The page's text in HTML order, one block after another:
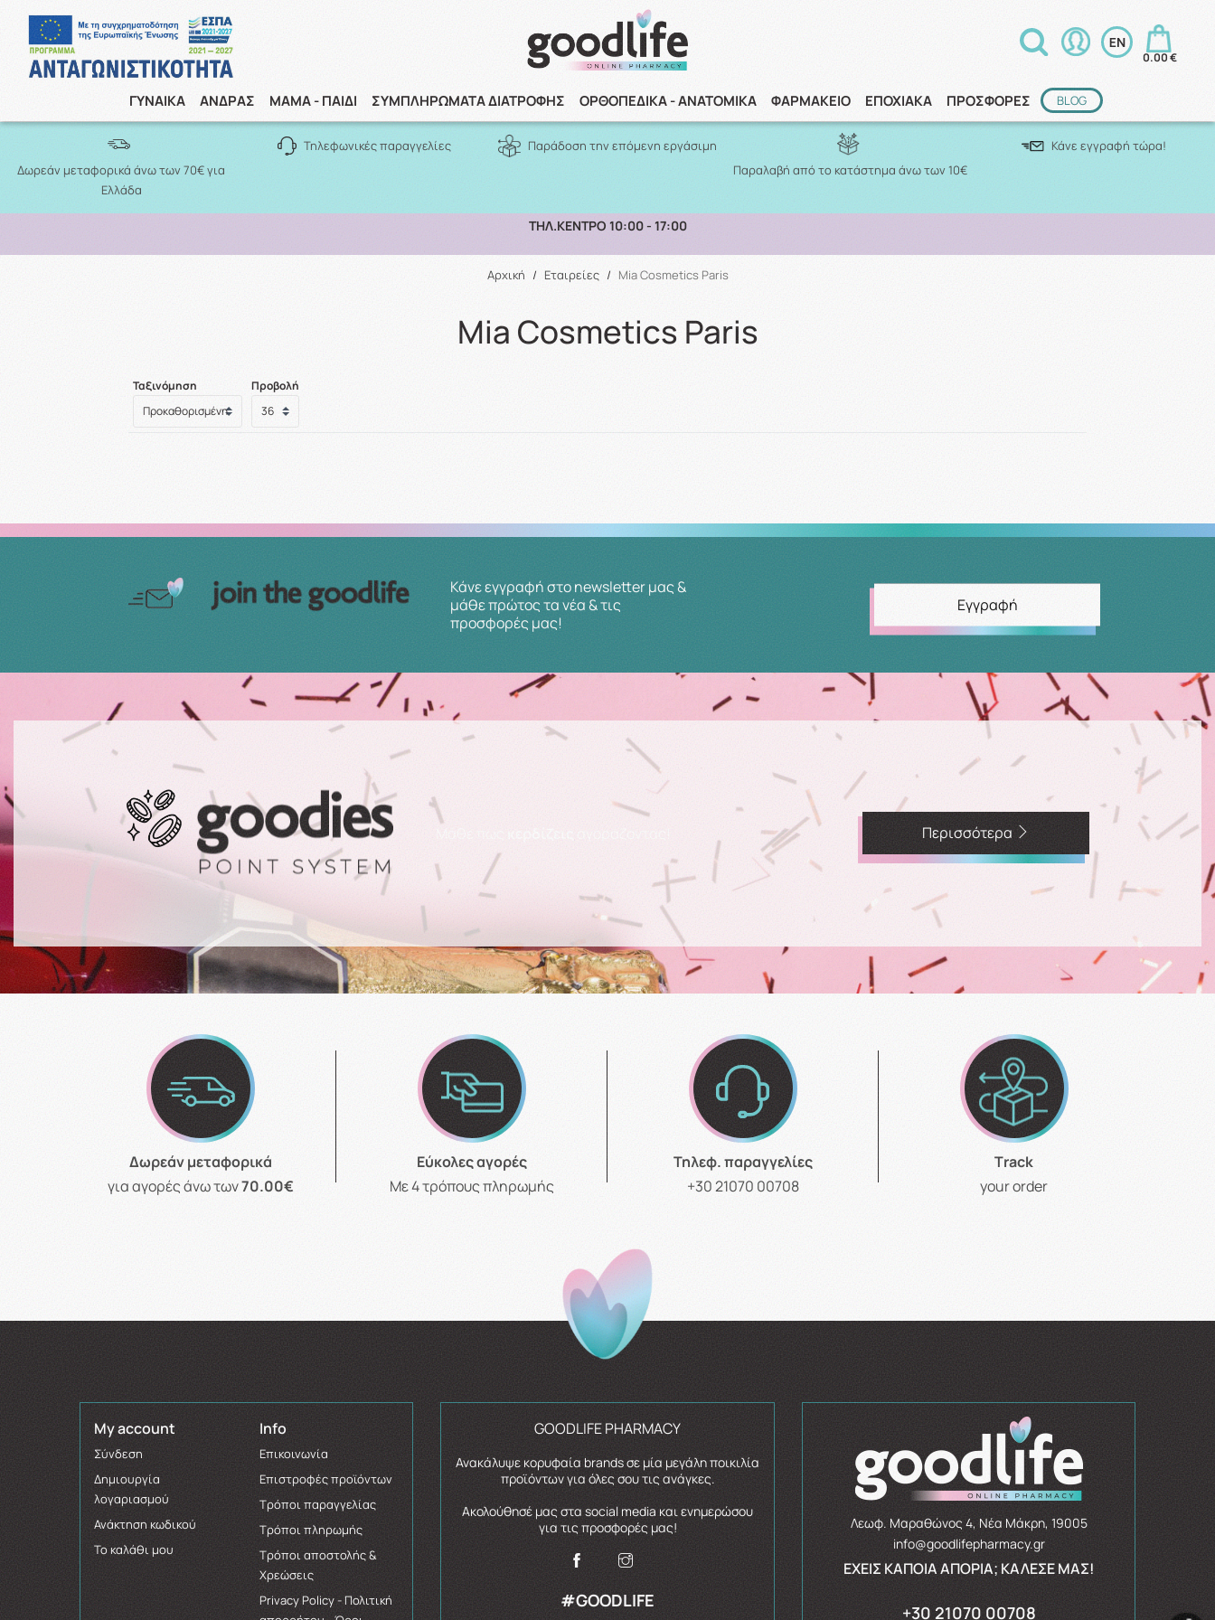
0.00 €
ΓΥΝΑΙΚΑ ΑΝΔΡΑΣ ΜΑΜΑ - ΠΑΙΔΙ ΣΥΜΠΛΗΡΩΜΑΤΑ ΔΙΑΤΡΟΦΗΣ ΟΡΘΟΠΕΔΙΚΑ - ΑΝΑΤΟΜΙΚΑ ΦΑΡΜΑΚΕΙΟ ΕΠΟΧΙΑΚΑ ΠΡΟΣΦΟΡΕΣ BLOG
Αναζήτηση
Δωρεάν μεταφορικά άνω των 70€ για
Ελλάδα
Τηλεφωνικές παραγγελίες
Παράδοση την επόμενη εργάσιμη
Παραλαβή από το κατάστημα άνω των 10€
Κάνε εγγραφή τώρα!
ΤΗΛ.ΚΕΝΤΡΟ 10:00 - 17:00
Αρχική / Εταιρείες / Mia Cosmetics Paris
Mia Cosmetics Paris
Ταξινόμηση Προβολή
Κάνε εγγραφή στο newsletter μας &
μάθε πρώτος τα νέα & τις
προσφορές μας!
Εγγραφή
Μάθε πως αγοράζοντας! Περισσότερα
Δωρεάν μεταφορικά
για αγορές άνω των70.00€
Εύκολες αγορές
Με 4 τρόπους πληρωμής
Τηλεφ. παραγγελίες
+30 21070 00708
Τrack
your order
My account
Σύνδεση
Δημιουργία
λογαριασμού
Ανάκτηση κωδικού
Το καλάθι μου
Info
Επικοινωνία
Επιστροφές προϊόντων
Τρόποι παραγγελίας
Τρόποι πληρωμής
Τρόποι αποστολής &
Χρεώσεις
Privacy Policy - Πολιτική
GOODLIFE PHARMACY
Ανακάλυψε κορυφαία brands σε μία μεγάλη ποικιλία
προϊόντων για όλες σου τις ανάγκες.
Ακολούθησέ μας στα social media και ενημερώσου
για τις προσφορές μας!
#GOODLIFE
Λεωφ. Μαραθώνος 4, Νέα Μάκρη, 19005
info@goodlifepharmacy.gr
ΈΧΕΙΣ ΚΆΠΟΙΑ ΑΠΟΡΊΑ; ΚΆΛΕΣΈ ΜΑΣ!
+30 21070 00708